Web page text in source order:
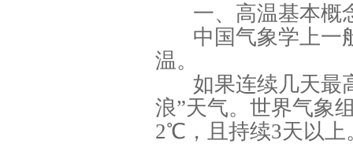
一、高温基本概
中国气象学上一
温。
如果连续几天最
浪”天气。世界气象
2℃，且持续3天以上